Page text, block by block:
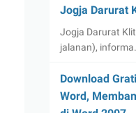
Jogja Darurat
Jogja Darurat
jalanan),
Download
Word,